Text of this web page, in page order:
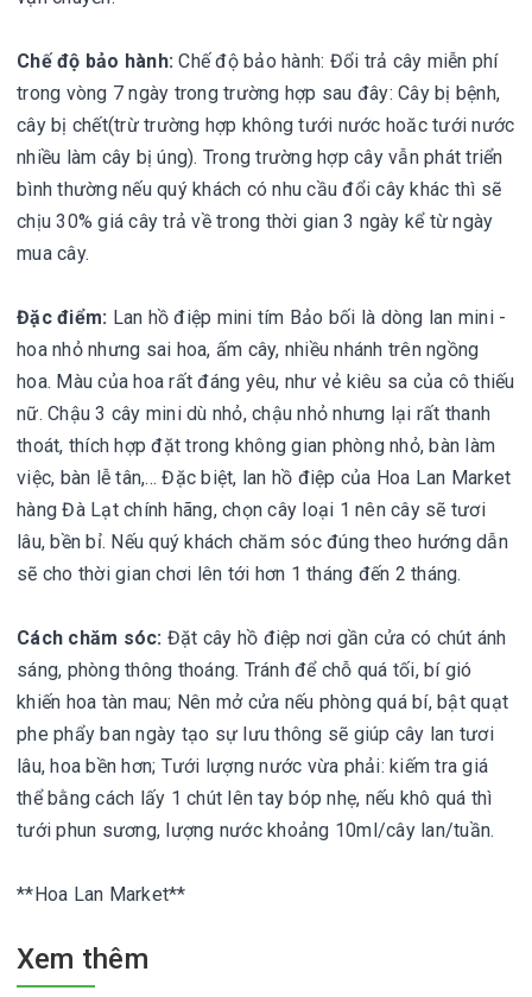
Chế độ bảo hành: Chế độ bảo hành: Đổi trả cây miễn phí
trong vòng 7 ngày trong trường hợp sau đây: Cây bị bệnh,
cây bị chết(trừ trường hợp không tưới nước hoăc tưới nước
nhiều làm cây bị úng). Trong trường hợp cây vẫn phát triển
bình thường nếu quý khách có nhu cầu đổi cây khác thì sẽ
chịu 30% giá cây trả về trong thời gian 3 ngày kể từ ngày
mua cây.
Đặc điểm: Lan hồ điệp mini tím Bảo bối là dòng lan mini -
hoa nhỏ nhưng sai hoa, ấm cây, nhiều nhánh trên ngồng
hoa. Màu của hoa rất đáng yêu, như vẻ kiêu sa của cô thiếu
nữ. Chậu 3 cây mini dù nhỏ, chậu nhỏ nhưng lại rất thanh
thoát, thích hợp đặt trong không gian phòng nhỏ, bàn làm
việc, bàn lễ tân,... Đặc biệt, lan hồ điệp của Hoa Lan Market
hàng Đà Lạt chính hãng, chọn cây loại 1 nên cây sẽ tươi
lâu, bền bỉ. Nếu quý khách chăm sóc đúng theo hướng dẫn
sẽ cho thời gian chơi lên tới hơn 1 tháng đến 2 tháng.
Cách chăm sóc: Đặt cây hồ điệp nơi gần cửa có chút ánh
sáng, phòng thông thoáng. Tránh để chỗ quá tối, bí gió
khiến hoa tàn mau; Nên mở cửa nếu phòng quá bí, bật quạt
phe phẩy ban ngày tạo sự lưu thông sẽ giúp cây lan tươi
lâu, hoa bền hơn; Tưới lượng nước vừa phải: kiếm tra giá
thể bằng cách lấy 1 chút lên tay bóp nhẹ, nếu khô quá thì
tưới phun sương, lượng nước khoảng 10ml/cây lan/tuần.
**Hoa Lan Market**
Xem thêm